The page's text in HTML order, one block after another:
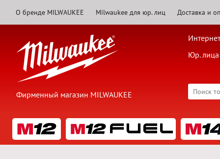
О бренде MILWAUKEE Milwaukee для юр. лиц Доставка и
Фирменный магазин MILWAUKEE
Юр. лица